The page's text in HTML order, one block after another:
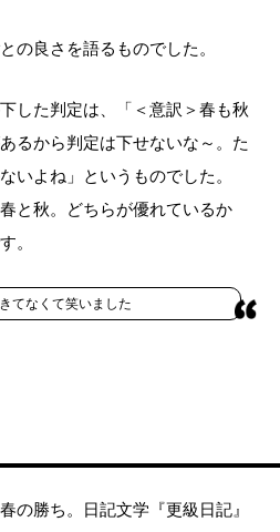
の良さを語るものでした。
した判定は、「＜意訳＞春も秋
るから判定は下せないな～。た
いよね」というものでした。
と秋。どちらが優れているか
。
てなくて笑いました
の勝ち。日記文学『更級日記』